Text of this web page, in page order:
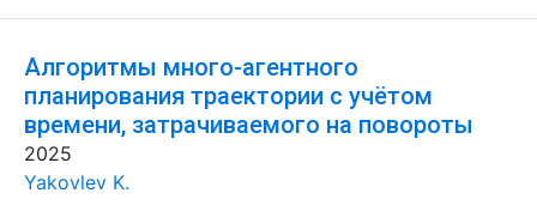
Алгоритмы много-агентного
планирования траектории с учётом
времени, затрачиваемого на повороты
2025
Yakovlev K.